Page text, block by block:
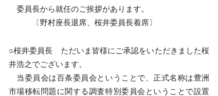
委員長から就任のご挨拶があります。
〔野村座長退席、桜井委員長着席〕
○桜井委員長 ただいま皆様にご承認をいただきました桜
井浩之でございます。
当委員会は百条委員会ということで、正式名称は豊洲
市場移転問題に関する調査特別委員会ということで設置